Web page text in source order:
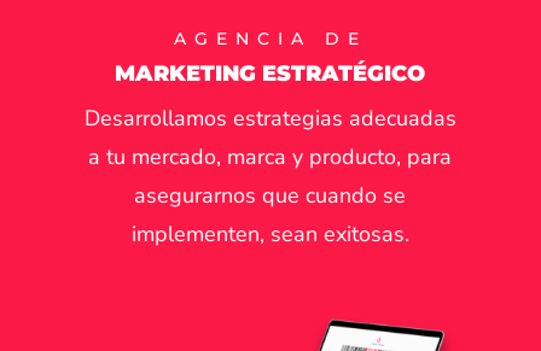
AGENCIA DE
MARKETING ESTRATÉGICO
Desarrollamos estrategias adecuadas
a tu mercado, marca y producto, para
asegurarnos que cuando se
implementen, sean exitosas.